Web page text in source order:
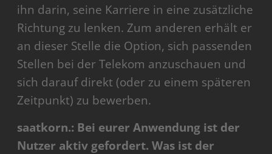
ihn darin, seine Karriere in eine zusätzliche
Richtung zu lenken. Zum anderen erhält er
an dieser Stelle die Option, sich passenden
Stellen bei der Telekom anzuschauen und
sich darauf direkt (oder zu einem späteren
Zeitpunkt) zu bewerben.
saatkorn.: Bei eurer Anwendung ist der
Nutzer aktiv gefordert. Was ist der